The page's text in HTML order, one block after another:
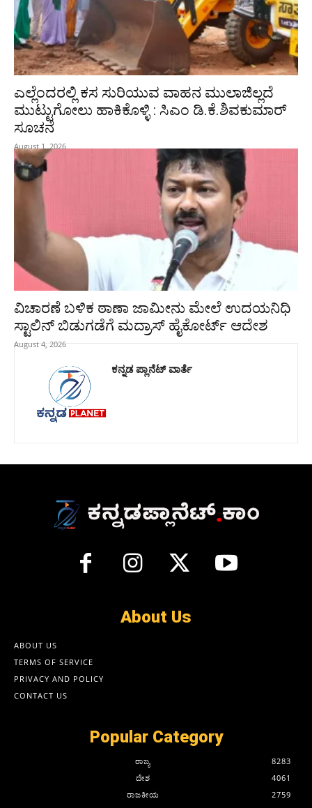
ಎಲ್ಲೆಂದರಲ್ಲಿ ಕಸ ಸುರಿಯುವ ವಾಹನ ಮುಲಾಜಿಲ್ಲದೆ
ಮುಟ್ಟುಗೋಲು ಹಾಕಿಕೊಳ್ಳಿ : ಸಿಎಂ ಡಿ.ಕೆ.ಶಿವಕುಮಾರ್‌
ಸೂಚನೆ
August 1, 2026
ವಿಚಾರಣೆ ಬಳಿಕ ಠಾಣಾ ಜಾಮೀನು ಮೇಲೆ ಉದಯನಿಧಿ
ಸ್ಟಾಲಿನ್‌ ಬಿಡುಗಡೆಗೆ ಮದ್ರಾಸ್‌ ಹೈಕೋರ್ಟ್‌ ಆದೇಶ
August 4, 2026
ಕನ್ನಡ ಪ್ಲಾನೆಟ್ ವಾರ್ತೆ
About Us
ABOUT US
TERMS OF SERVICE
PRIVACY AND POLICY
CONTACT US
Popular Category
ರಾಜ್ಯ
8283
ದೇಶ
4061
ರಾಜಕೀಯ
2759